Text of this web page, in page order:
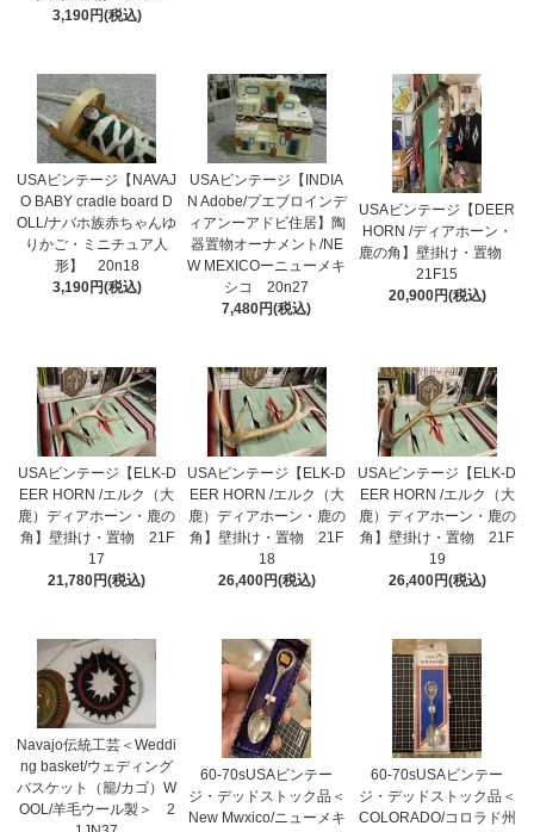
3,190円(税込)
USAビンテージ【NAVAJ
O BABY cradle board D
OLL/ナバホ族赤ちゃんゆ
りかご・ミニチュア人
形】 20n18
3,190円(税込)
USAビンテージ【INDIA
N Adobe/プエブロインデ
ィアンーアドビ住居】陶
器置物オーナメント/NE
W MEXICOーニューメキ
シコ 20n27
7,480円(税込)
USAビンテージ【DEER
HORN /ディアホーン・
鹿の角】壁掛け・置物
21F15
20,900円(税込)
USAビンテージ【ELK-D
EER HORN /エルク（大
鹿）ディアホーン・鹿の
角】壁掛け・置物 21F
17
21,780円(税込)
USAビンテージ【ELK-D
EER HORN /エルク（大
鹿）ディアホーン・鹿の
角】壁掛け・置物 21F
18
26,400円(税込)
USAビンテージ【ELK-D
EER HORN /エルク（大
鹿）ディアホーン・鹿の
角】壁掛け・置物 21F
19
26,400円(税込)
Navajo伝統工芸＜Weddi
ng basket/ウェディング
バスケット（籠/カゴ）W
OOL/羊毛ウール製＞ 2
60-70sUSAビンテー
ジ・デッドストック品＜
New Mwxico/ニューメキ
60-70sUSAビンテー
ジ・デッドストック品＜
COLORADO/コロラド州